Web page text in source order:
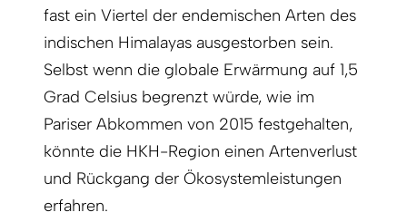
fast ein Viertel der endemischen Arten des
indischen Himalayas ausgestorben sein.
Selbst wenn die globale Erwärmung auf 1,5
Grad Celsius begrenzt würde, wie im
Pariser Abkommen von 2015 festgehalten,
könnte die HKH-Region einen Artenverlust
und Rückgang der Ökosystemleistungen
erfahren.